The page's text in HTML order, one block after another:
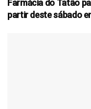
Farmácia do Tatão
partir deste sábado